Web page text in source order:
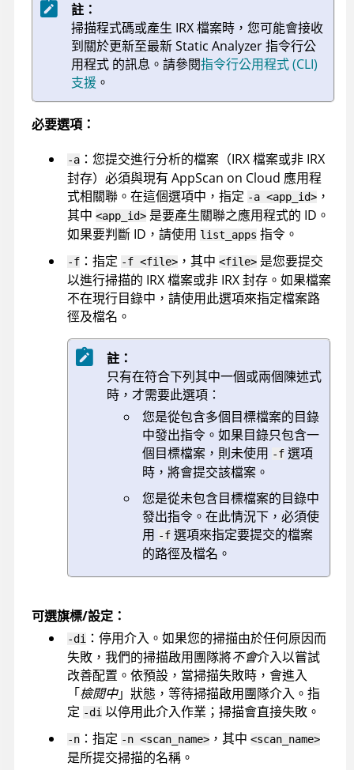
註：
掃描程式碼或產生 IRX檔案時，您可能會接收
到關於更新至最新Static Analyzer 指令行公
用程式 的訊息。 請參閱指令行公用程式 (CLI)
支援 。
必要選項：
-a ：您提交進行分析的檔案（IRX檔案或非 IRX
封存）必須與現有 AppScan on Cloud 應用程
式相關聯。在這個選項中，指定 -a <app_id> ，
其中 <app_id> 是要產生關聯之應用程式的 ID。
如果要判斷 ID，請使用 list_apps 指令。
-f ：指定 -f <file> ，其中 <file> 是您要提交
以進行掃描的 IRX檔案或非 IRX封存。如果檔案
不在現行目錄中，請使用此選項來指定檔案路
徑及檔名。
註：
只有在符合下列其中一個或兩個陳述式
時，才需要此選項：
您是從包含多個目標檔案的目錄
中發出指令。如果目錄只包含一
個目標檔案，則未使用 -f 選項
時，將會提交該檔案。
您是從未包含目標檔案的目錄中
發出指令。在此情況下，必須使
用 -f 選項來指定要提交的檔案
的路徑及檔名。
可選旗標/設定：
-di ：停用介入。如果您的掃描由於任何原因而
失敗，我們的掃描啟用團隊將不會介入以嘗試
改善配置。依預設，當掃描失敗時，會進入
「檢閱中」狀態，等待掃描啟用團隊介入。指
定 -di 以停用此介入作業；掃描會直接失敗。
-n ：指定 -n <scan_name> ，其中 <scan_name>
是所提交掃描的名稱。